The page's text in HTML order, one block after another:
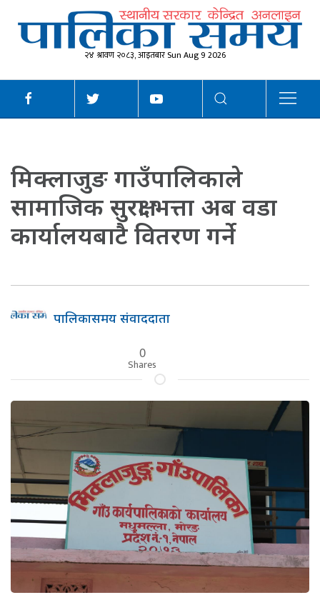
२४ श्रावण २०८३, आइतबार Sun Aug 9 2026
मिक्लाजुङ गाउँपालिकाले
सामाजिक सुरक्षा भत्ता अब वडा
कार्यालयबाटै वितरण गर्ने
पालिकासमय संवाददाता
0
Shares